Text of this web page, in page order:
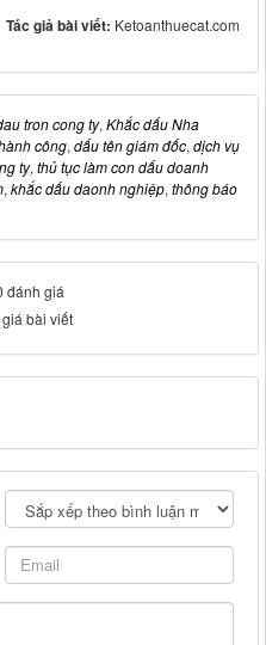
Tác giả bài viết: Ketoanthuecat.com
tron cong ty, Khắc dấu Nha
công, dấu tên giám đốc, dịch vụ
ty, thủ tục làm con dấu doanh
, khắc dấu daonh nghiệp, thông báo
đánh giá
bài viết